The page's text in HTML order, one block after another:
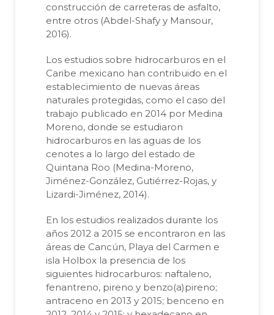
construcción de carreteras de asfalto,
entre otros (Abdel-Shafy y Mansour,
2016).
Los estudios sobre hidrocarburos en el
Caribe mexicano han contribuido en el
establecimiento de nuevas áreas
naturales protegidas, como el caso del
trabajo publicado en 2014 por Medina
Moreno, donde se estudiaron
hidrocarburos en las aguas de los
cenotes a lo largo del estado de
Quintana Roo (Medina-Moreno,
Jiménez-González, Gutiérrez-Rojas, y
Lizardi-Jiménez, 2014).
En los estudios realizados durante los
años 2012 a 2015 se encontraron en las
áreas de Cancún, Playa del Carmen e
isla Holbox la presencia de los
siguientes hidrocarburos: naftaleno,
fenantreno, pireno y benzo(a)pireno;
antraceno en 2013 y 2015; benceno en